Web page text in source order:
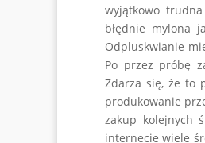
wyjątkowo
błędnie mylona
Odpluskwianie
Po przez próbę
Zdarza się, że to
produkowanie
zakup kolejnych
internecie wiele